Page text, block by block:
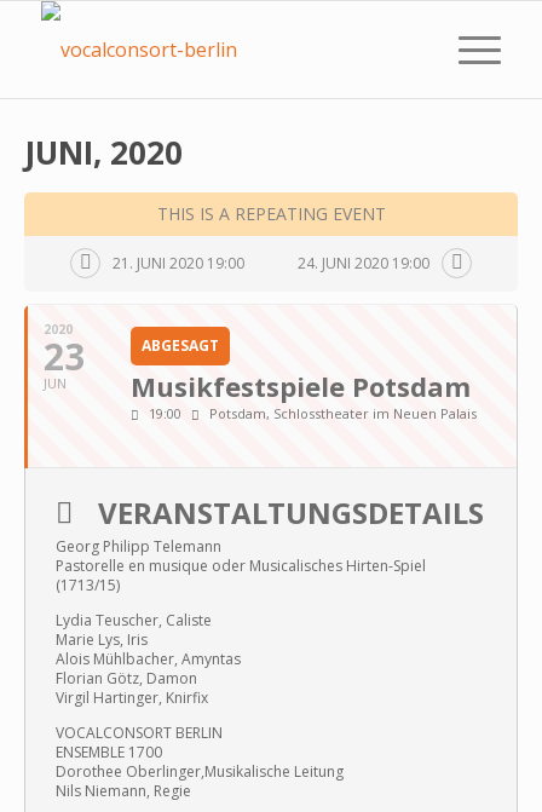
JUNI, 2020
THIS IS A REPEATING EVENT
21. JUNI 2020 19:00 24. JUNI 2020 19:00
2020
23
JUN
ABGESAGT
Musikfestspiele Potsdam
19:00 Potsdam, Schlosstheater im Neuen Palais
VERANSTALTUNGSDETAILS
Georg Philipp Telemann
Pastorelle en musique oder Musicalisches Hirten-Spiel
(1713/15)
Lydia Teuscher, Caliste
Marie Lys, Iris
Alois Mühlbacher, Amyntas
Florian Götz, Damon
Virgil Hartinger, Knirfix
VOCALCONSORT BERLIN
ENSEMBLE 1700
Dorothee Oberlinger,Musikalische Leitung
Nils Niemann, Regie